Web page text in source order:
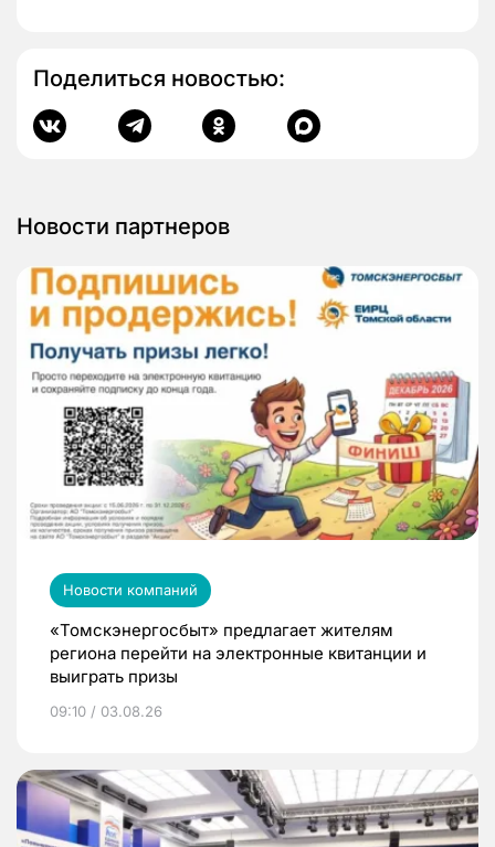
Поделиться новостью:
Новости партнеров
Новости компаний
«Томскэнергосбыт» предлагает жителям
региона перейти на электронные квитанции и
выиграть призы
09:10 / 03.08.26